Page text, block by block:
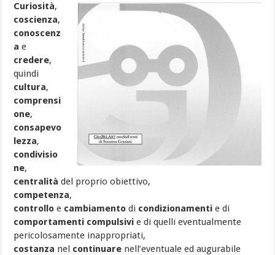
Curiosità,
coscienza,
conoscenz
a e
credere,
quindi
cultura,
comprensi
one,
consapevo
lezza,
condivisio
ne,
centralità del proprio obiettivo,
competenza,
controllo e cambiamento di condizionamenti e di
comportamenti compulsivi e di quelli eventualmente
pericolosamente inappropriati,
costanza nel continuare nell’eventuale ed augurabile